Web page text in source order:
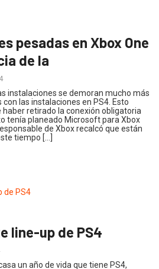
pesadas en Xbox One
de la
instalaciones se demoran mucho más
las instalaciones en PS4. Esto
haber retirado la conexión obligatoria
tenía planeado Microsoft para Xbox
de Xbox recalcó que están
tiempo […]
line-up de PS4
un año de vida que tiene PS4,